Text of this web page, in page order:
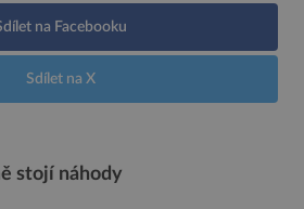
na Facebooku
Sdílet na X
stojí náhody